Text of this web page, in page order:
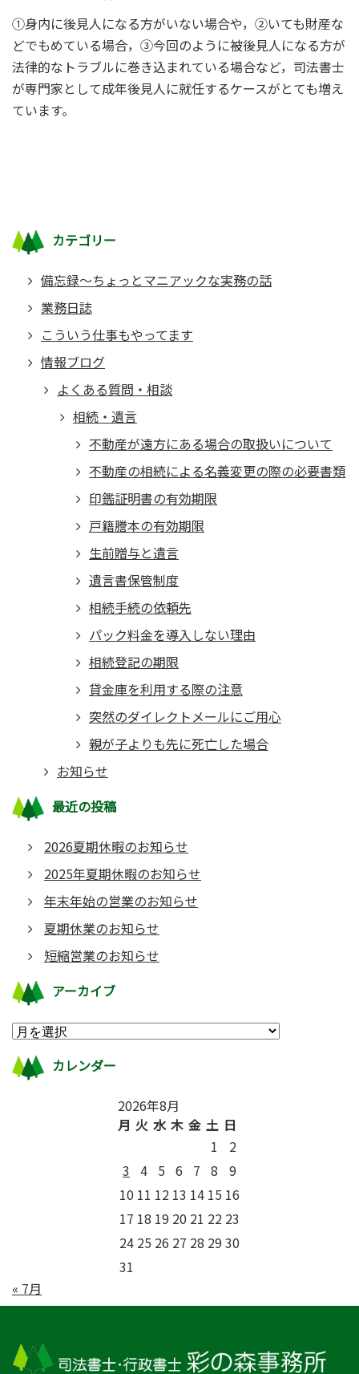
①身内に後見人になる方がいない場合や，②いても財産な
どでもめている場合，③今回のように被後見人になる方が
法律的なトラブルに巻き込まれている場合など，司法書士
が専門家として成年後見人に就任するケースがとても増え
ています。
カテゴリー
備忘録～ちょっとマニアックな実務の話
業務日誌
こういう仕事もやってます
情報ブログ
よくある質問・相談
相続・遺言
不動産が遠方にある場合の取扱いについて
不動産の相続による名義変更の際の必要書類
印鑑証明書の有効期限
戸籍謄本の有効期限
生前贈与と遺言
遺言書保管制度
相続手続の依頼先
パック料金を導入しない理由
相続登記の期限
貸金庫を利用する際の注意
突然のダイレクトメールにご用心
親が子よりも先に死亡した場合
お知らせ
最近の投稿
2026夏期休暇のお知らせ
2025年夏期休暇のお知らせ
年末年始の営業のお知らせ
夏期休業のお知らせ
短縮営業のお知らせ
アーカイブ
カレンダー
2026年8月
月 火 水 木 金 土 日
1
2
3 4 5 6 7 8
9
10 11 12 13 14 15 16
17 18 19 20 21 22 23
24 25 26 27 28 2930
31
« 7月